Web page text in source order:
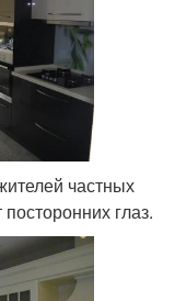
частных
глаз.